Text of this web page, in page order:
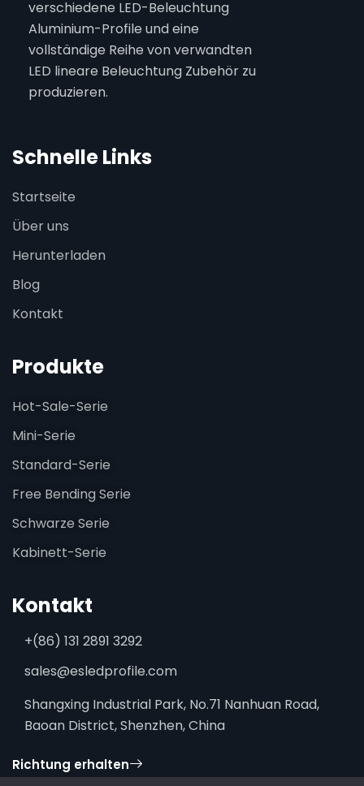
verschiedene LED-Beleuchtung
Aluminium-Profile und eine
vollständige Reihe von verwandten
LED lineare Beleuchtung Zubehör zu
produzieren.
Schnelle Links
Startseite
Über uns
Herunterladen
Blog
Kontakt
Produkte
Hot-Sale-Serie
Mini-Serie
Standard-Serie
Free Bending Serie
Schwarze Serie
Kabinett-Serie
Kontakt
+(86) 131 2891 3292
sales@esledprofile.com
Shangxing Industrial Park, No.71 Nanhuan Road,
Baoan District, Shenzhen, China
Richtung erhalten